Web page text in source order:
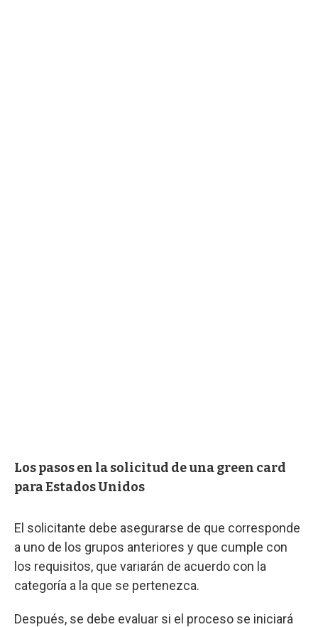
Los pasos en la solicitud de una green card
para Estados Unidos
El solicitante debe asegurarse de que corresponde
a uno de los grupos anteriores y que cumple con
los requisitos, que variarán de acuerdo con la
categoría a la que se pertenezca.
Después, se debe evaluar si el proceso se iniciará